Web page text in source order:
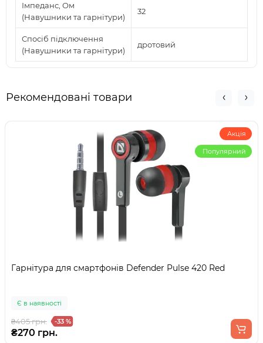
Імпеданс, Ом
(Навушники та гарнітури)
32
Спосіб підключення
(Навушники та гарнітури)
дротовий
Рекомендовані товари
Акція
Популярний
Гарнітура для смартфонів Defender Pulse 420 Red
Є в наявності
₴405 грн. -33 %
₴270 грн.